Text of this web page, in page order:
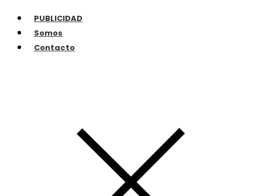
PUBLICIDAD
Somos
Contacto